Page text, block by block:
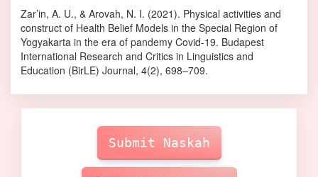
Zar’in, A. U., & Arovah, N. I. (2021). Physical activities and
construct of Health Belief Models in the Special Region of
Yogyakarta in the era of pandemy Covid-19. Budapest
International Research and Critics in Linguistics and
Education (BirLE) Journal, 4(2), 698–709.
SubmissionSubmit Naskah